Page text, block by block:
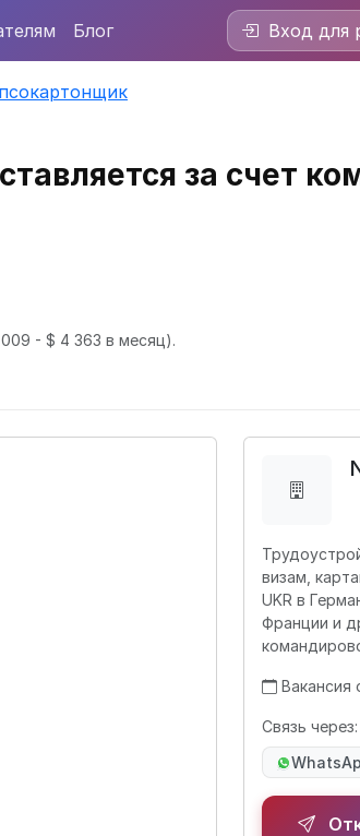
Блог Вход для
за счет
- $ 4 363 в месяц).
визам,
UKR в
Франции и
Вакансия
Связь через: